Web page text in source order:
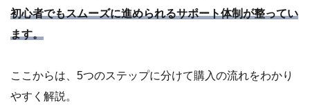
初心者でもスムーズに進められるサポート体制が整ってい
ます。
ここからは、5つのステップに分けて購入の流れをわかり
やすく解説。